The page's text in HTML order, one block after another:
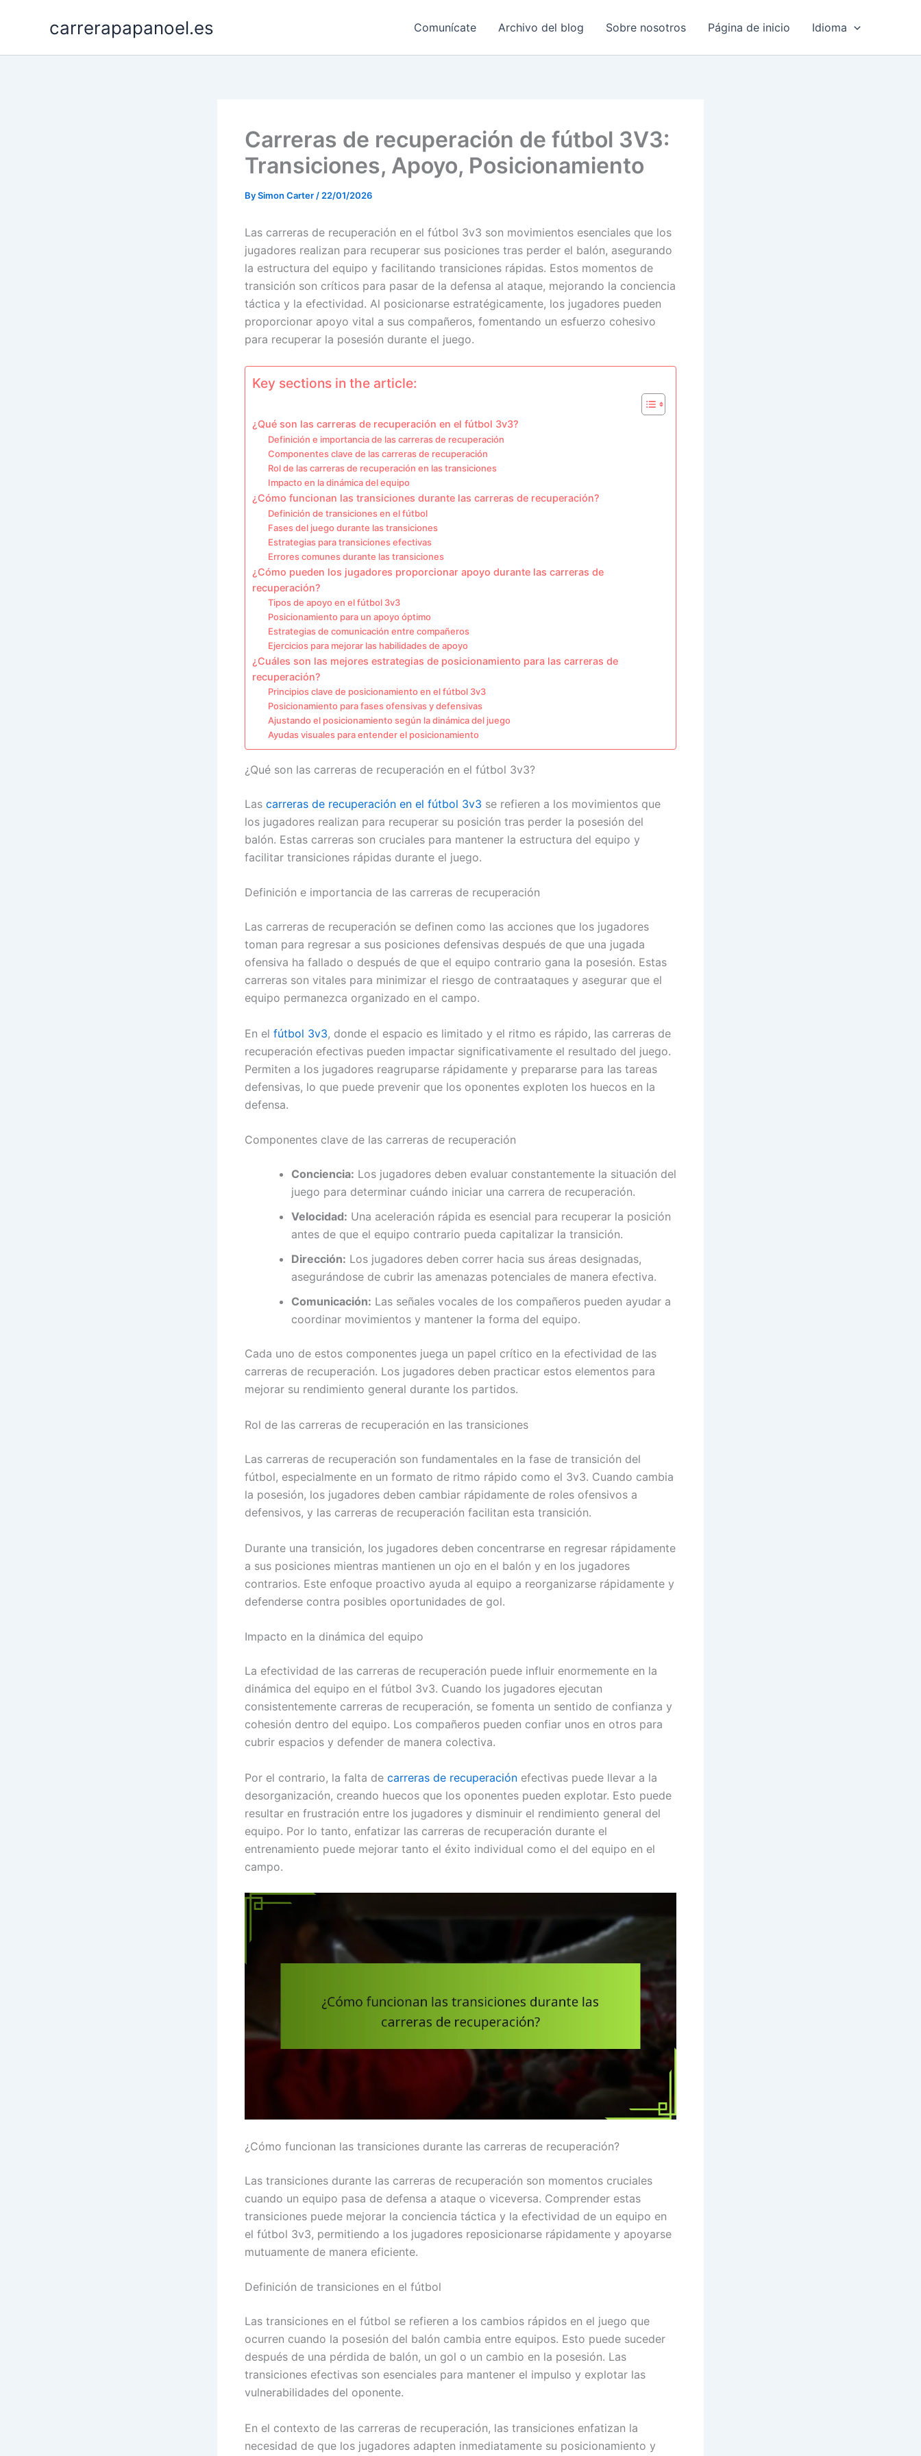
carrerapapanoel.es Comunícate Archivo del blog Sobre nosotros Página de inicio Idioma
Carreras de recuperación de fútbol 3V3:
Transiciones, Apoyo, Posicionamiento
BySimon Carter / 22/01/2026
Las carreras de recuperación en el fútbol 3v3 son movimientos esenciales que los
jugadores realizan para recuperar sus posiciones tras perder el balón, asegurando
la estructura del equipo y facilitando transiciones rápidas. Estos momentos de
transición son críticos para pasar de la defensa al ataque, mejorando la conciencia
táctica y la efectividad. Al posicionarse estratégicamente, los jugadores pueden
proporcionar apoyo vital a sus compañeros, fomentando un esfuerzo cohesivo
para recuperar la posesión durante el juego.
Key sections in the article:
¿Qué son las carreras de recuperación en el fútbol 3v3?
Definición e importancia de las carreras de recuperación
Componentes clave de las carreras de recuperación
Rol de las carreras de recuperación en las transiciones
Impacto en la dinámica del equipo
¿Cómo funcionan las transiciones durante las carreras de recuperación?
Definición de transiciones en el fútbol
Fases del juego durante las transiciones
Estrategias para transiciones efectivas
Errores comunes durante las transiciones
¿Cómo pueden los jugadores proporcionar apoyo durante las carreras de
recuperación?
Tipos de apoyo en el fútbol 3v3
Posicionamiento para un apoyo óptimo
Estrategias de comunicación entre compañeros
Ejercicios para mejorar las habilidades de apoyo
¿Cuáles son las mejores estrategias de posicionamiento para las carreras de
recuperación?
Principios clave de posicionamiento en el fútbol 3v3
Posicionamiento para fases ofensivas y defensivas
Ajustando el posicionamiento según la dinámica del juego
Ayudas visuales para entender el posicionamiento
¿Qué son las carreras de recuperación en el fútbol 3v3?
Las carreras de recuperación en el fútbol 3v3 se refieren a los movimientos que
los jugadores realizan para recuperar su posición tras perder la posesión del
balón. Estas carreras son cruciales para mantener la estructura del equipo y
facilitar transiciones rápidas durante el juego.
Definición e importancia de las carreras de recuperación
Las carreras de recuperación se definen como las acciones que los jugadores
toman para regresar a sus posiciones defensivas después de que una jugada
ofensiva ha fallado o después de que el equipo contrario gana la posesión. Estas
carreras son vitales para minimizar el riesgo de contraataques y asegurar que el
equipo permanezca organizado en el campo.
En el fútbol 3v3, donde el espacio es limitado y el ritmo es rápido, las carreras de
recuperación efectivas pueden impactar significativamente el resultado del juego.
Permiten a los jugadores reagruparse rápidamente y prepararse para las tareas
defensivas, lo que puede prevenir que los oponentes exploten los huecos en la
defensa.
Componentes clave de las carreras de recuperación
Conciencia: Los jugadores deben evaluar constantemente la situación del
juego para determinar cuándo iniciar una carrera de recuperación.
Velocidad: Una aceleración rápida es esencial para recuperar la posición
antes de que el equipo contrario pueda capitalizar la transición.
Dirección: Los jugadores deben correr hacia sus áreas designadas,
asegurándose de cubrir las amenazas potenciales de manera efectiva.
Comunicación: Las señales vocales de los compañeros pueden ayudar a
coordinar movimientos y mantener la forma del equipo.
Cada uno de estos componentes juega un papel crítico en la efectividad de las
carreras de recuperación. Los jugadores deben practicar estos elementos para
mejorar su rendimiento general durante los partidos.
Rol de las carreras de recuperación en las transiciones
Las carreras de recuperación son fundamentales en la fase de transición del
fútbol, especialmente en un formato de ritmo rápido como el 3v3. Cuando cambia
la posesión, los jugadores deben cambiar rápidamente de roles ofensivos a
defensivos, y las carreras de recuperación facilitan esta transición.
Durante una transición, los jugadores deben concentrarse en regresar rápidamente
a sus posiciones mientras mantienen un ojo en el balón y en los jugadores
contrarios. Este enfoque proactivo ayuda al equipo a reorganizarse rápidamente y
defenderse contra posibles oportunidades de gol.
Impacto en la dinámica del equipo
La efectividad de las carreras de recuperación puede influir enormemente en la
dinámica del equipo en el fútbol 3v3. Cuando los jugadores ejecutan
consistentemente carreras de recuperación, se fomenta un sentido de confianza y
cohesión dentro del equipo. Los compañeros pueden confiar unos en otros para
cubrir espacios y defender de manera colectiva.
Por el contrario, la falta de carreras de recuperación efectivas puede llevar a la
desorganización, creando huecos que los oponentes pueden explotar. Esto puede
resultar en frustración entre los jugadores y disminuir el rendimiento general del
equipo. Por lo tanto, enfatizar las carreras de recuperación durante el
entrenamiento puede mejorar tanto el éxito individual como el del equipo en el
campo.
¿Cómo funcionan las transiciones durante las carreras de recuperación?
Las transiciones durante las carreras de recuperación son momentos cruciales
cuando un equipo pasa de defensa a ataque o viceversa. Comprender estas
transiciones puede mejorar la conciencia táctica y la efectividad de un equipo en
el fútbol 3v3, permitiendo a los jugadores reposicionarse rápidamente y apoyarse
mutuamente de manera eficiente.
Definición de transiciones en el fútbol
Las transiciones en el fútbol se refieren a los cambios rápidos en el juego que
ocurren cuando la posesión del balón cambia entre equipos. Esto puede suceder
después de una pérdida de balón, un gol o un cambio en la posesión. Las
transiciones efectivas son esenciales para mantener el impulso y explotar las
vulnerabilidades del oponente.
En el contexto de las carreras de recuperación, las transiciones enfatizan la
necesidad de que los jugadores adapten inmediatamente su posicionamiento y